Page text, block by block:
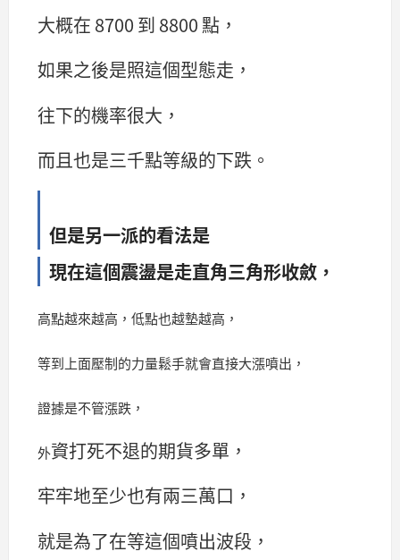
大概在 8700 到 8800 點，
如果之後是照這個型態走，
往下的機率很大，
而且也是三千點等級的下跌。
但是另一派的看法是
現在這個震盪是走直角三角形收斂，
高點越來越高，低點也越墊越高，
等到上面壓制的力量鬆手就會直接大漲噴出，
證據是不管漲跌，
外資打死不退的期貨多單，
牢牢地至少也有兩三萬口，
就是為了在等這個噴出波段，